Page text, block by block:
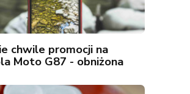
chwile promocji na
Moto G87 - obniżona